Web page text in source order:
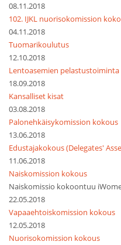
08.11.2018
102. IJKL nuorisokomission
04.11.2018
Tuomarikoulutus
12.10.2018
Lentoasemien
18.09.2018
Kansalliset kisat
03.08.2018
Palonehkäisykomission kokous
13.06.2018
Edustajakokous (Delegates'
11.06.2018
Naiskomission kokous
Naiskomissio kokoontuu
22.05.2018
Vapaaehtoiskomission kokous
12.05.2018
Nuorisokomission kokous